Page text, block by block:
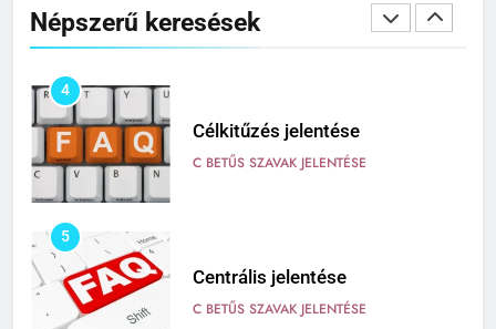
Népszerű keresésekC BETŰS SZAVAK JELENTÉSE
5
Centrális jelentése
C BETŰS SZAVAK JELENTÉSE
6
Céltudatos jelentése
C BETŰS SZAVAK JELENTÉSE